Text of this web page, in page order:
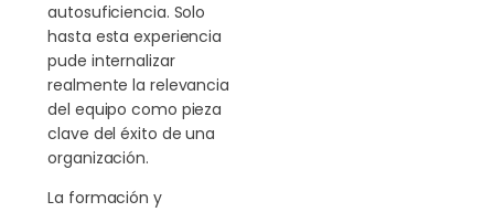
autosuficiencia. Solo
hasta esta experiencia
pude internalizar
realmente la relevancia
del equipo como pieza
clave del éxito de una
organización.
La formación y